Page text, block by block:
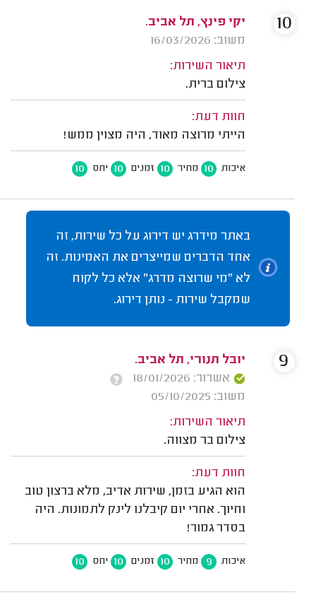
יקי פינץ, תל אביב.
משוב: 16/03/2026
תיאור השירות:
צילום ברית.
חוות דעת:
הייתי מרוצה מאוד, היה מצוין ממש!
איכות 10 מחיר 10 זמנים 10 יחס 10
10
באתר מידרג יש דירוג על כל שירות, זה
אחד הדברים שמייצרים את האמינות. זה
לא "מי שרוצה מדרג" אלא כל לקוח
שמקבל שירות - נותן דירוג.
יובל תנורי, תל אביב.
אשרור: 18/01/2026
משוב: 05/10/2025
תיאור השירות:
צילום בר מצווה.
חוות דעת:
הוא הגיע בזמן, שירות אדיב, מלא ברצון טוב
וחיוך. אחרי יום קיבלנו לינק לתמונות. היה
בסדר גמור!
איכות 9 מחיר 10 זמנים 10 יחס 10
9